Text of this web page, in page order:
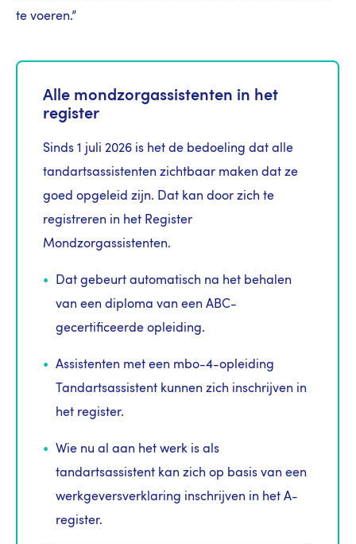
te voeren.”
Alle mondzorgassistenten in het
register
Sinds 1 juli 2026 is het de bedoeling dat alle
tandartsassistenten zichtbaar maken dat ze
goed opgeleid zijn. Dat kan door zich te
registreren in het Register
Mondzorgassistenten.
Dat gebeurt automatisch na het behalen
van een diploma van een ABC-
gecertificeerde opleiding.
Assistenten met een mbo-4-opleiding
Tandartsassistent kunnen zich inschrijven in
het register.
Wie nu al aan het werk is als
tandartsassistent kan zich op basis van een
werkgeversverklaring inschrijven in het A-
register.